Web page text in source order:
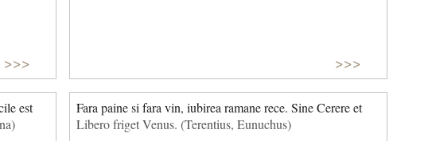
>>> >>>
est
Fara paine si fara vin, iubirea ramane rece. Sine Cerere et
Libero friget Venus. (Terentius, Eunuchus)